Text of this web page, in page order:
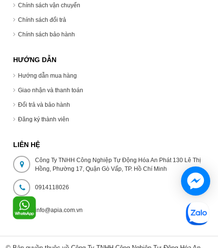
Chính sách vận chuyển
Chính sách đổi trả
Chính sách bảo hành
HƯỚNG DẪN
Hướng dẫn mua hàng
Giao nhận và thanh toán
Đổi trả và bảo hành
Đăng ký thành viên
LIÊN HỆ
Công Ty TNHH Công Nghiệp Tự Động Hóa An Phát 130 Lê Thị
Hồng, Phường 17, Quận Gò Vấp, TP. Hồ Chí Minh
0914118026
info@apia.com.vn